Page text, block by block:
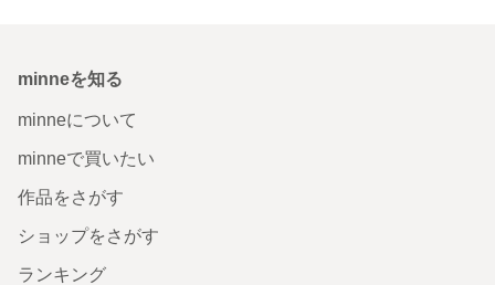
minneを知る
minneについて
minneで買いたい
作品をさがす
ショップをさがす
ランキング